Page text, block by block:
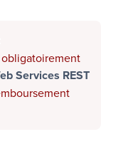
Services REST